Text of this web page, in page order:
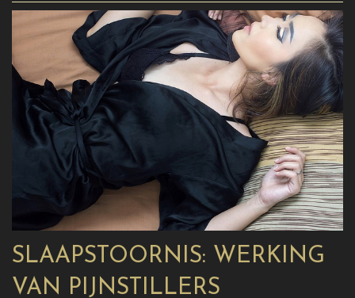
SLAAPSTOORNIS: WERKING
VAN PIJNSTILLERS